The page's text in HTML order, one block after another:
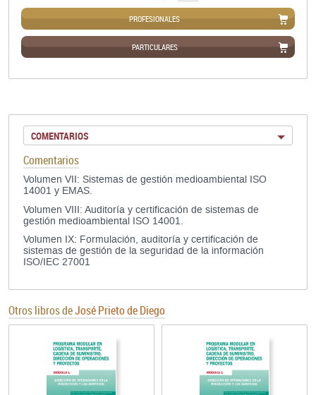
PROFESIONALES
PARTICULARES
COMENTARIOS
Comentarios
Volumen VII: Sistemas de gestión medioambiental ISO
14001 y EMAS.
Volumen VIII: Auditoría y certificación de sistemas de
gestión medioambiental ISO 14001.
Volumen IX: Formulación, auditoría y certificación de
sistemas de gestión de la seguridad de la información
ISO/IEC 27001
Otros libros deJosé Prieto de Diego